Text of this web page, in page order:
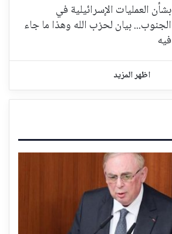
بشأن العمليات الإسرائيلية في
الجنوب... بيان لحزب الله وهذا ما جاء
فيه
اظهر المزيد